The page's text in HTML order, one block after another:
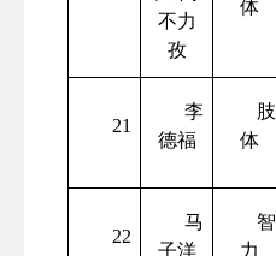
不力
孜
体
21
李
德福
肢
体
22
马
子洋
智
力